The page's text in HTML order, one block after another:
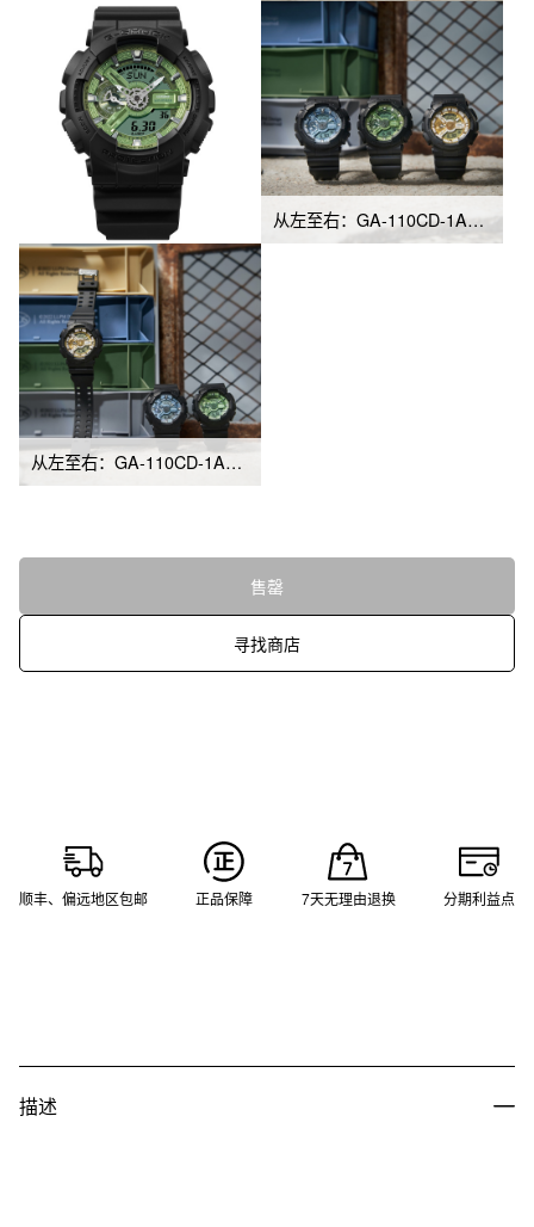
从左至右：GA-110CD-1A2、GA-110CD-1A3、GA-110CD-1A9
从左至右：GA-110CD-1A9、GA-110CD-1A2、GA-110CD-1A3
售罄
寻找商店
顺丰、偏远地区包邮 正品保障 7天无理由退换 分期利益点
描述